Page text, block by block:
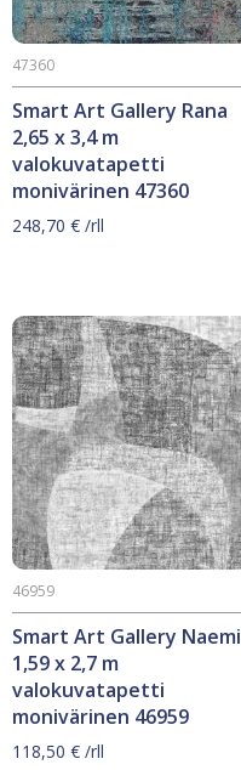
Smart Art Gallery Rana
2,65 x 3,4 m
valokuvatapetti
monivärinen 47360
47360
248,70 € /rll
Smart Art Gallery Naemi
1,59 x 2,7 m
valokuvatapetti
monivärinen 46959
46959
118,50 € /rll